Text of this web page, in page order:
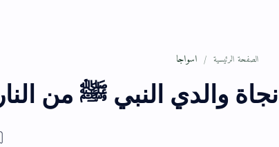
الصفحة الرئيسية اسواجا
والدي النبي ﷺ من النار